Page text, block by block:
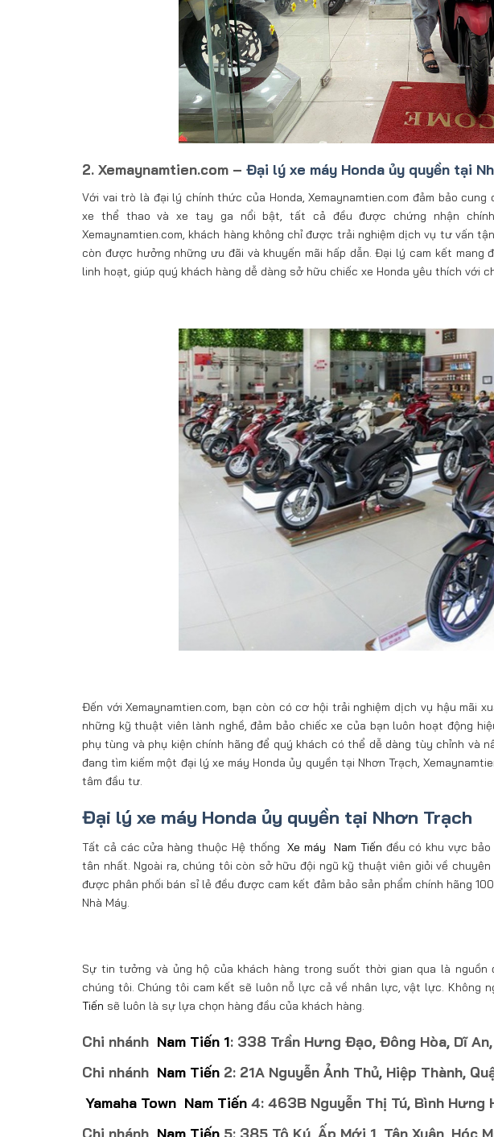
2. Xemaynamtien.com – Đại lý xe máy Honda ủy quyền tại
Với vai trò là đại lý chính thức của Honda, Xemaynamtien.com đảm bảo
xe thể thao và xe tay ga nổi bật, tất cả đều được chứng nhận
Xemaynamtien.com, khách hàng không chỉ được trải nghiệm dịch vụ tư vấn
còn được hưởng những ưu đãi và khuyến mãi hấp dẫn. Đại lý cam kết
linh hoạt, giúp quý khách hàng dễ dàng sở hữu chiếc xe Honda yêu thích với
Đến với Xemaynamtien.com, bạn còn có cơ hội trải nghiệm dịch vụ hậu mãi
những kỹ thuật viên lành nghề, đảm bảo chiếc xe của bạn luôn hoạt động
phụ tùng và phụ kiện chính hãng để quý khách có thể dễ dàng tùy chỉnh và
đang tìm kiếm một đại lý xe máy Honda ủy quyền tại Nhơn Trạch,
tâm đầu tư.
Đại lý xe máy Honda ủy quyền tại Nhơn Trạch
Tất cả các cửa hàng thuộc Hệ thống Xe máy Nam Tiến đều có khu vực
tân nhất. Ngoài ra, chúng tôi còn sở hữu đội ngũ kỹ thuật viên giỏi về
được phân phối bán sỉ lẻ đều được cam kết đảm bảo sản phẩm chính hãng
Nhà Máy.
Sự tin tưởng và ủng hộ của khách hàng trong suốt thời gian qua là
chúng tôi. Chúng tôi cam kết sẽ luôn nỗ lực cả về nhân lực, vật lực. Không
Tiến sẽ luôn là sự lựa chọn hàng đầu của khách hàng.
Chi nhánh Nam Tiến 1: 338 Trần Hưng Đạo, Đông Hòa, Dĩ
Chi nhánh Nam Tiến 2: 21A Nguyễn Ảnh Thủ, Hiệp Thành,
Yamaha Town Nam Tiến 4: 463B Nguyễn Thị Tú, Bình Hưng
Chi nhánh Nam Tiến 5: 385 Tô Ký, Ấp Mới 1, Tân Xuân, Hóc